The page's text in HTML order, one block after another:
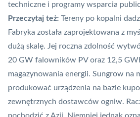
techniczne i programy wsparcia
Przeczytaj też: Tereny po kopalni
Fabryka została zaprojektowana z
dużą skalę. Jej roczna zdolność
20 GW falowników PVoraz 12,5
magazynowania energii. Sungrow na
produkować urządzenia na bazie
zewnętrznych dostawców ogniw.